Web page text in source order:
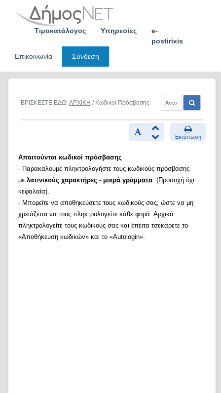
Τιμοκατάλογος Υπηρεσίες
e-
postirixis
Επικοινωνία
Σύνδεση
ΒΡΙΣΚΕΣΤΕ ΕΔΩ: ΑΡΧΙΚΗ / Κωδικοί Πρόσβασης
Εκτύπωση
Απαιτούνται κωδικοί πρόσβασης
- Παρακαλούμε πληκτρολογήστε τους κωδικούς πρόσβασης
με λατινικούς χαρακτήρες - μικρά γράμματα(Προσοχή όχι
κεφαλαία).
- Μπορείτε να αποθηκεύσετε τους κωδικούς σας, ώστε να μη
χρειάζεται να τους πληκτρολογείτε κάθε φορά: Αρχικά
πληκτρολογείτε τους κωδικούς σας και έπειτα τσεκάρετε το
«Αποθήκευση κωδικών» και το «Autologin».